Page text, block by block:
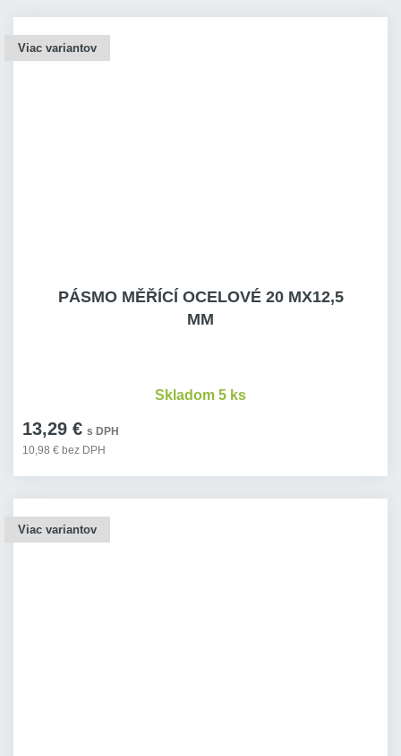
Viac variantov
PÁSMO MĚŘÍCÍ OCELOVÉ 20 MX12,5
MM
13,29 € s DPH
10,98 € bez DPH
Skladom 5 ks
Viac variantov